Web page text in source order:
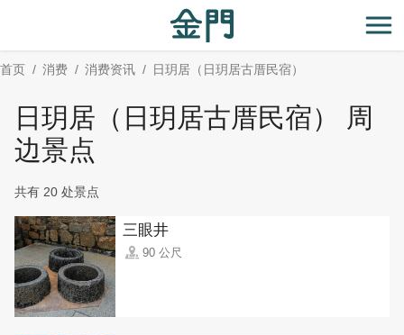
主
要
开
首页 消费 消费资讯 日玥居（日玥居古厝民宿）
日玥居（日玥居古厝民宿） 周
边景点
共有 20 处景点
三眼井
90 公尺